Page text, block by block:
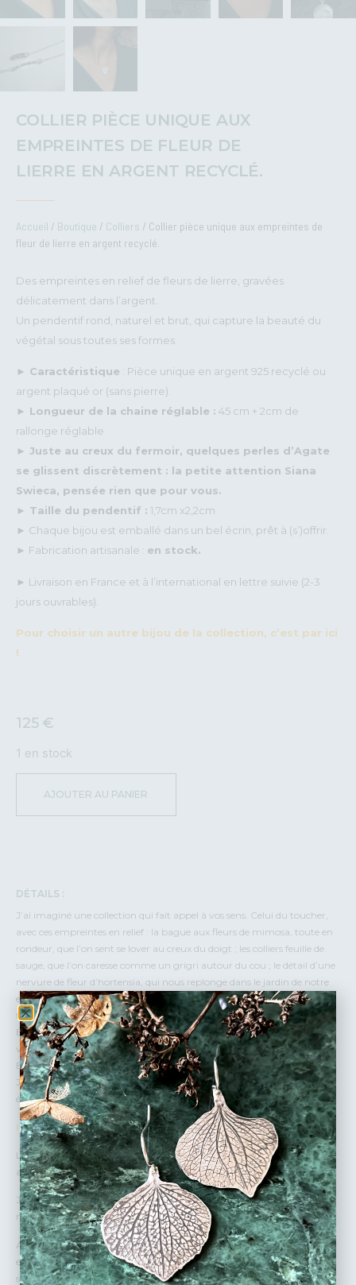
COLLIER PIÈCE UNIQUE AUX
EMPREINTES DE FLEUR DE
LIERRE EN ARGENT RECYCLÉ.
Accueil / Boutique / Colliers / Collier pièce unique aux empreintes de
fleur de lierre en argent recyclé.
Des empreintes en relief de fleurs de lierre, gravées
délicatement dans l’argent.
Un pendentif rond, naturel et brut, qui capture la beauté du
végétal sous toutes ses formes.
► Caractéristique : Pièce unique en argent 925 recyclé ou
argent plaqué or (sans pierre).
► Longueur de la chaine réglable : 45 cm + 2cm de
rallonge réglable
► Juste au creux du fermoir, quelques perles d’Agate
se glissent discrètement : la petite attention Siana
Swieca, pensée rien que pour vous.
► Taille du pendentif : 1,7cm x2,2cm
► Chaque bijou est emballé dans un bel écrin, prêt à (s’)offrir.
► Fabrication artisanale : en stock.
► Livraison en France et à l’international en lettre suivie (2-3
jours ouvrables).
Pour choisir un autre bijou de la collection, c’est par ici
!
125 €
1 en stock
AJOUTER AU PANIER
DÉTAILS :
J’ai imaginé une collection qui fait appel à vos sens. Celui du toucher,
avec ces empreintes en relief : la bague aux fleurs de mimosa, toute en
rondeur, que l’on sent se lover au creux du doigt ; les colliers feuille de
sauge, que l’on caresse comme un grigri autour du cou ; le détail d’une
nervure de fleur d’hortensia, qui nous replonge dans le jardin de notre
enfance… La collection Effleure revendique la sensibilité comme une
force essentielle, une richesse intérieure que l’on oublie trop souvent.
Effleure vous invite à ressentir pleinement, à vous reconnecter au
vivant et à vous-même.
Elle porte en elle l’authenticité de la nature et la puissance de l’émotion.
J’ai créé ces bijoux pour éveiller vos sens et accompagner vos propres
élans.
Fabrication
Les bijoux Siana Swieca sont réalisés à la main par mes soins dans mon
atelier en région parisienne.
J’utilise des plaques et des fils d’argent recyclé puis je scie, lime, soude,
martèle, ponce les métaux précieux.
Adepte du slow made, je conçois mes collections sans sur-production et
en respectant l’environnement. Mes fournisseurs (métal et apprêts)
sont français ou italiens.